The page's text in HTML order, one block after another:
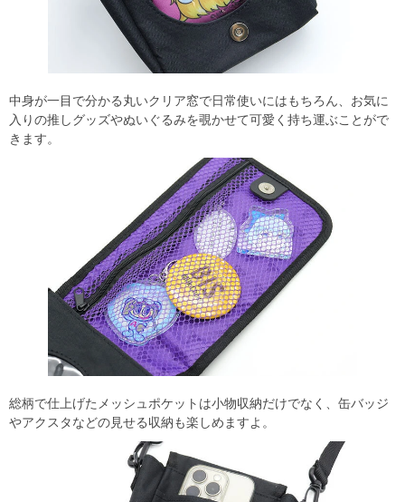
中身が一目で分かる丸いクリア窓で日常使いにはもちろん、お気に
入りの推しグッズやぬいぐるみを覗かせて可愛く持ち運ぶことがで
きます。
総柄で仕上げたメッシュポケットは小物収納だけでなく、缶バッジ
やアクスタなどの見せる収納も楽しめますよ。